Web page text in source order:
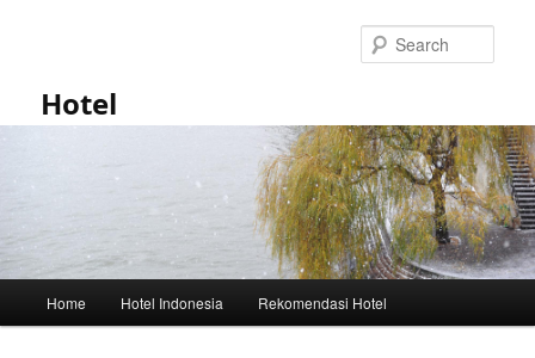
Hotel
Home Hotel Indonesia Rekomendasi Hotel